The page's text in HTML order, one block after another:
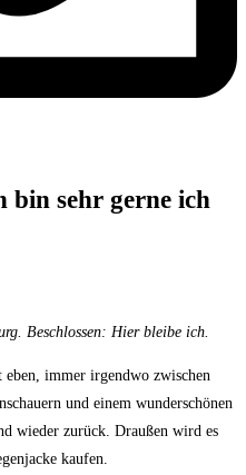
bin sehr gerne ich
Beschlossen: Hier bleibe ich.
immer irgendwo zwischen
und einem wunderschönen
wieder zurück. Draußen wird es
kaufen.